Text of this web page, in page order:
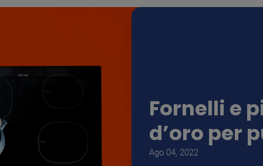
Fornelli e
d’oro per
Ago 04, 2022